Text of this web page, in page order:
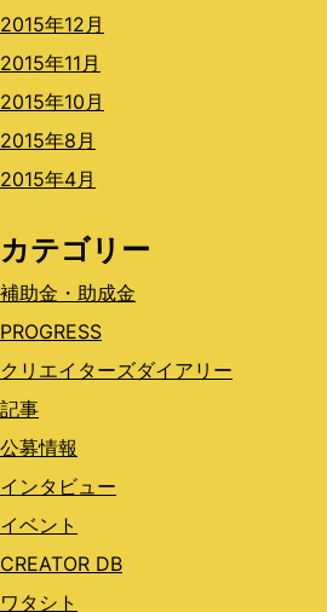
2015年12月
2015年11月
2015年10月
2015年8月
2015年4月
カテゴリー
補助金・助成金
PROGRESS
クリエイターズダイアリー
記事
公募情報
インタビュー
イベント
CREATOR DB
ワタシト